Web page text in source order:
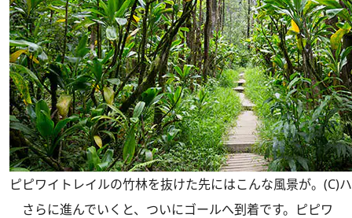
ピピワイトレイルの竹林を抜けた先にはこんな風景が。(C)
さらに進んでいくと、ついにゴールへ到着です。ピピワ